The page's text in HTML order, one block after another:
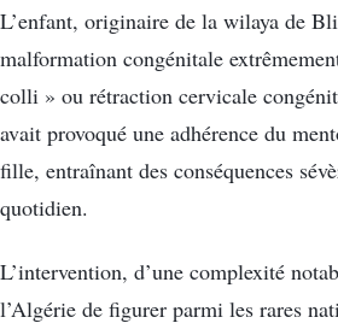
L’enfant, originaire de la wilaya de
malformation congénitale
colli » ou rétraction cervicale
avait provoqué une adhérence du
fille, entraînant des conséquences
quotidien.
L’intervention, d’une complexité
l’Algérie de figurer parmi les rares